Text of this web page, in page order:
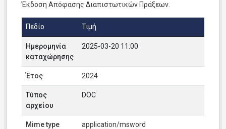
Έκδοση Απόφασης Διαπιστωτικών Πράξεων.
Πεδίο Τιμή
Ημερομηνία
καταχώρησης
2025-03-20 11:00
Έτος 2024
Τύπος
αρχείου
DOC
Mime type application/msword